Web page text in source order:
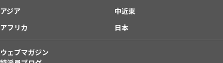
アジア
中近東
アフリカ
日本
ウェブマガジン